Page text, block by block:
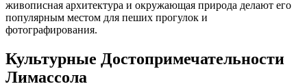
живописная архитектура и окружающая природа делают его
популярным местом для пеших прогулок и
фотографирования.
Культурные Достопримечательности
Лимассола